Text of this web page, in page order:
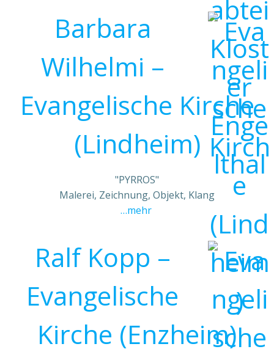
Barbara
Wilhelmi –
Evangelische Kirche
(Lindheim)
"PYRROS"
Malerei, Zeichnung, Objekt, Klang
…mehr
Ralf Kopp –
Evangelische
Kirche (Enzheim)